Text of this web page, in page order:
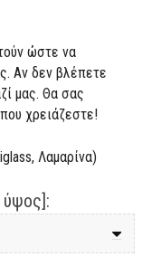
ώστε να
Αν δεν βλέπετε
μας. Θα σας
χρειάζεστε!
Λαμαρίνα)
ύψος]: